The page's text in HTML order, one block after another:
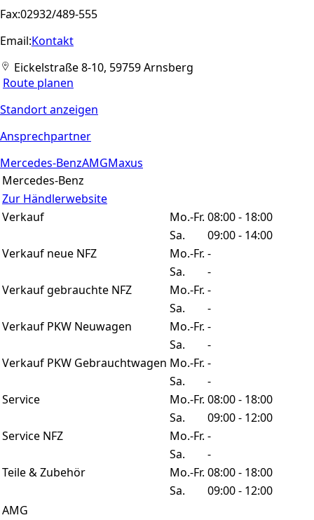
Fax:02932/489-555
Email:Kontakt
Eickelstraße 8-10, 59759 Arnsberg
Route planen
Standort anzeigen
Ansprechpartner
Mercedes-BenzAMGMaxus
Mercedes-Benz
Zur Händlerwebsite
Verkauf
Mo.-Fr. 08:00 - 18:00
Sa.
09:00 - 14:00
Verkauf neue NFZ
Mo.-Fr. -
Sa.
-
Verkauf gebrauchte NFZ
Mo.-Fr. -
Sa.
-
Verkauf PKW Neuwagen
Mo.-Fr. -
Sa.
-
Verkauf PKW Gebrauchtwagen Mo.-Fr. -
Sa.
-
Service
Mo.-Fr. 08:00 - 18:00
Sa.
09:00 - 12:00
Service NFZ
Mo.-Fr. -
Sa.
-
Teile & Zubehör
Mo.-Fr. 08:00 - 18:00
Sa.
09:00 - 12:00
AMG